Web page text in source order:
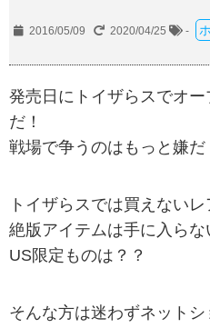
2016/05/09 2020/04/25 -
発売日にトイザらスでオ
だ！
戦場で争うのはもっと嫌だ
トイザらスでは買えないレ
絶版アイテムは手に入らな
US限定ものは？？
そんな方は迷わずネット